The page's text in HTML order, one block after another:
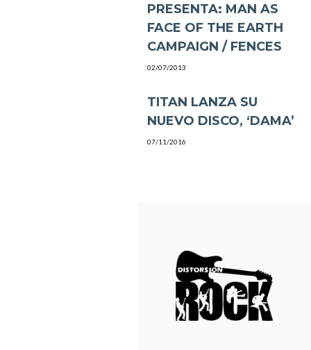
PRESENTA: MAN AS
FACE OF THE EARTH
CAMPAIGN / FENCES
02/07/2013
TITAN LANZA SU
NUEVO DISCO, ‘DAMA’
07/11/2016